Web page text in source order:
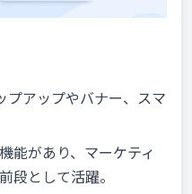
プアップやバナー、スマ
能があり、マーケティ
段として活躍。